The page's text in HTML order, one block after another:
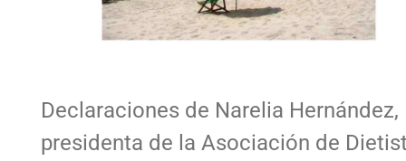
Declaraciones de Narelia Hernández,
presidenta de la Asociación de